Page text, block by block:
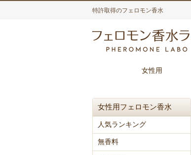
特許取得のフェロモン香水
女性用
女性用フェロモン香水
人気ランキング
無香料